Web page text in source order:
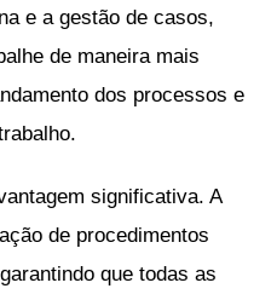
e a gestão de casos,
de maneira mais
dos processos e
significativa. A
de procedimentos
que todas as